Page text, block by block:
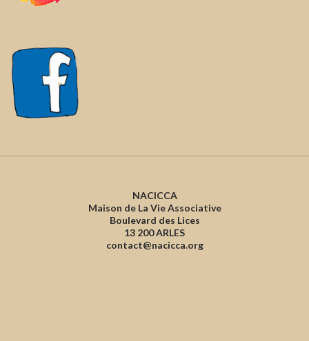
NACICCA
Maison de La Vie Associative
Boulevard des Lices
13 200 ARLES
contact@nacicca.org